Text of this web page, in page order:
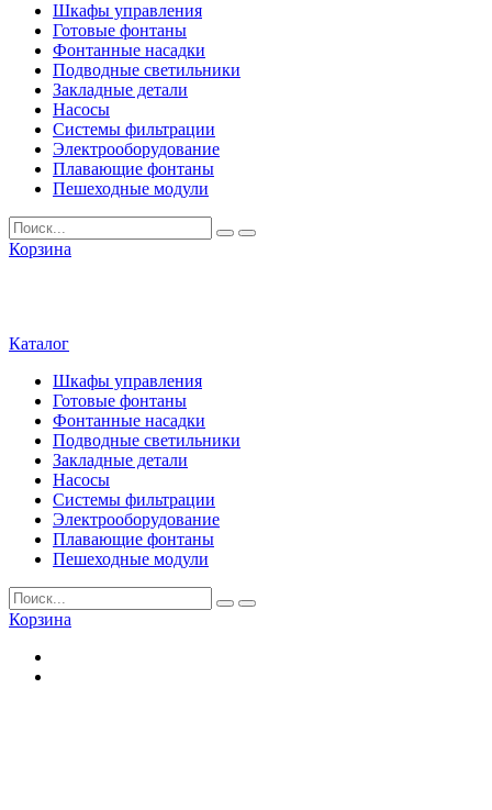
Шкафы управления
Готовые фонтаны
Фонтанные насадки
Подводные светильники
Закладные детали
Насосы
Системы фильтрации
Электрооборудование
Плавающие фонтаны
Пешеходные модули
Корзина
Каталог
Шкафы управления
Готовые фонтаны
Фонтанные насадки
Подводные светильники
Закладные детали
Насосы
Системы фильтрации
Электрооборудование
Плавающие фонтаны
Пешеходные модули
Корзина